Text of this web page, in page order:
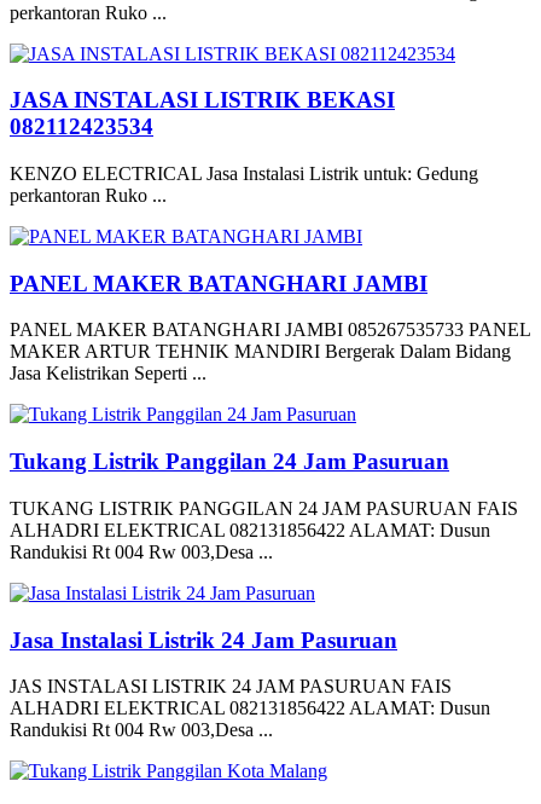
perkantoran Ruko ...
JASA INSTALASI LISTRIK BEKASI
082112423534
KENZO ELECTRICAL Jasa Instalasi Listrik untuk: Gedung
perkantoran Ruko ...
PANEL MAKER BATANGHARI JAMBI
PANEL MAKER BATANGHARI JAMBI 085267535733 PANEL
MAKER ARTUR TEHNIK MANDIRI Bergerak Dalam Bidang
Jasa Kelistrikan Seperti ...
Tukang Listrik Panggilan 24 Jam Pasuruan
TUKANG LISTRIK PANGGILAN 24 JAM PASURUAN FAIS
ALHADRI ELEKTRICAL 082131856422 ALAMAT: Dusun
Randukisi Rt 004 Rw 003,Desa ...
Jasa Instalasi Listrik 24 Jam Pasuruan
JAS INSTALASI LISTRIK 24 JAM PASURUAN FAIS
ALHADRI ELEKTRICAL 082131856422 ALAMAT: Dusun
Randukisi Rt 004 Rw 003,Desa ...